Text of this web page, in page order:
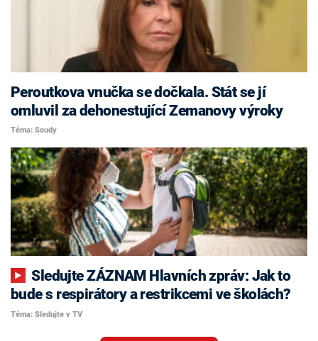
Peroutkova vnučka se dočkala. Stát se jí
omluvil za dehonestující Zemanovy výroky
Téma: Soudy
Sledujte ZÁZNAM Hlavních zpráv: Jak to
bude s respirátory a restrikcemi ve školách?
Téma: Sledujte v TV